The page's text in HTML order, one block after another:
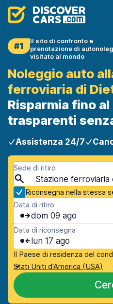
#1
Il sito di confronto e
prenotazione di
visitato al mondo
Noleggio auto
ferroviaria di
Risparmia fino al
trasparenti
Assistenza 24/7
Sede di ritiro
Riconsegna nella stessa
Data di ritiro
dom 09 ago
Data di riconsegna
lun 17 ago
Il Paese di residenza del
Stati Uniti d'America (USA)